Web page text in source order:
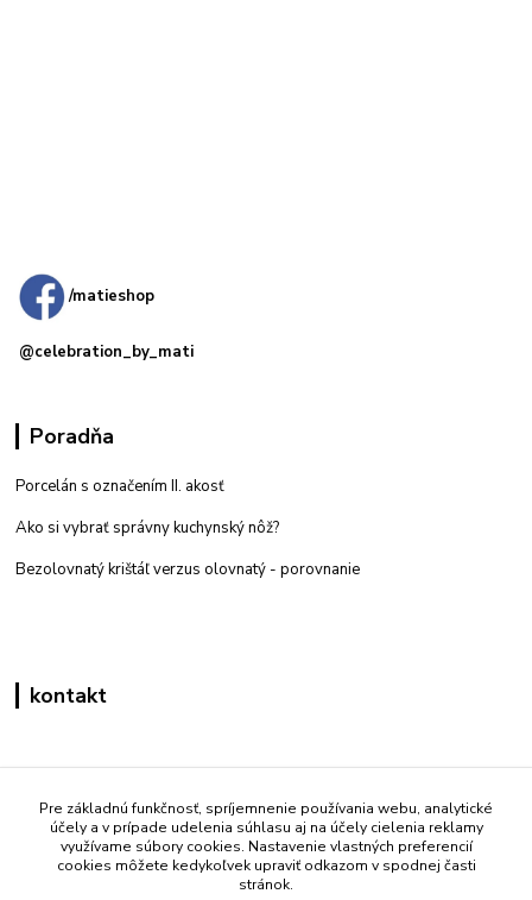
/matieshop
@celebration_by_mati
Poradňa
Porcelán s označením II. akosť
Ako si vybrať správny kuchynský nôž?
Bezolovnatý krištáľ verzus olovnatý - porovnanie
kontakt
+421 908 861 051
(Po - Pia 7:30-15:30)
info@mati.sk
Pre základnú funkčnosť, spríjemnenie používania webu, analytické
účely a v prípade udelenia súhlasu aj na účely cielenia reklamy
využívame súbory cookies. Nastavenie vlastných preferencií
cookies môžete kedykoľvek upraviť odkazom v spodnej časti
stránok.